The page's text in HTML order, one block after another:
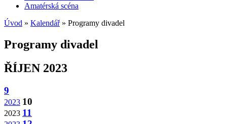
Amatérská scéna
Úvod » Kalendář» Programy divadel
Programy divadel
ŘÍJEN 2023
9
2023 10
2023 11